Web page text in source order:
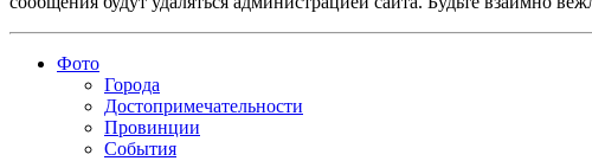
Фото
Города
Достопримечательности
Провинции
События